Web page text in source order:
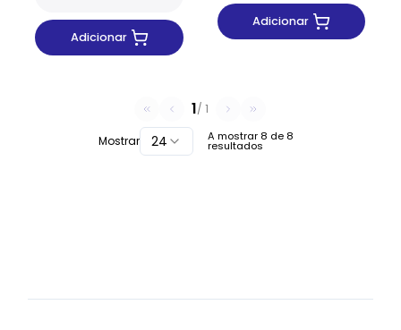
Adicionar
Adicionar
A mostrar 8 de 8
resultados
1/1
Mostrar 24